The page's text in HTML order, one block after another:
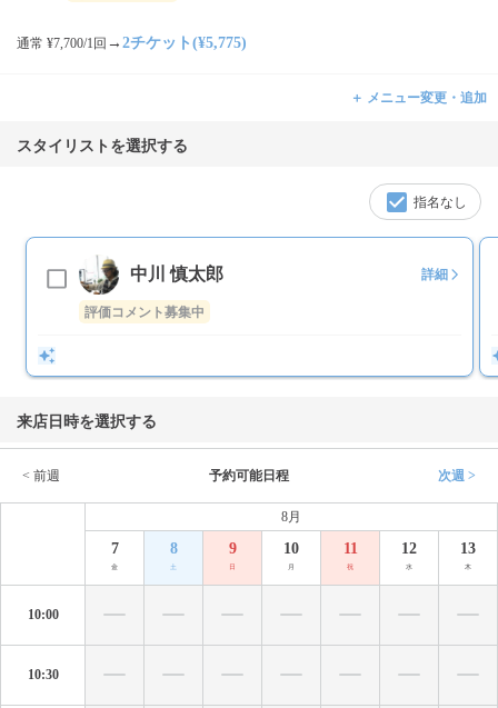
通常 ¥7,700/1回 → 2チケット(¥5,775)
＋ メニュー変更・追加
スタイリストを選択する
指名なし
中川 慎太郎 詳細
評価コメント募集中
来店日時を選択する
< 前週 予約可能日程 次週 >
8月
7
金
8
土
9
日
10
月
11
祝
12
水
13
木
10:00
10:30